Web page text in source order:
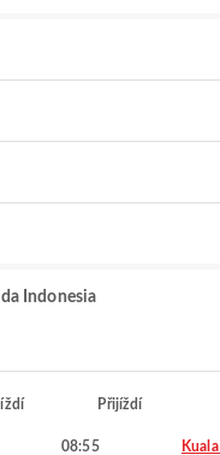
Indonesia
Přijíždí
08:55